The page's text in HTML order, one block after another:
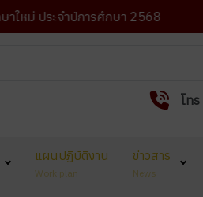
จำปีการศึกษา 2568
โทร
แผนปฏิบัติงาน
Work plan
ข่าวสาร
News